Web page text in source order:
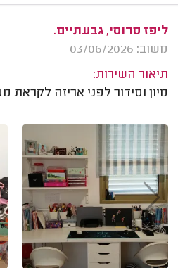
ליפז סרוסי, גבעתיים.
משוב: 03/06/2026
תיאור השירות:
מיון וסידור לפני אריזה לקראת